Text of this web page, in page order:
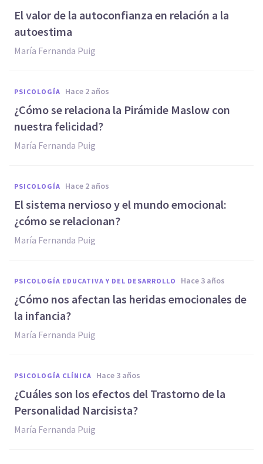
El valor de la autoconfianza en relación a la
autoestima
María Fernanda Puig
PSICOLOGÍA hace 2 años
¿Cómo se relaciona la Pirámide Maslow con
nuestra felicidad?
María Fernanda Puig
PSICOLOGÍA hace 2 años
El sistema nervioso y el mundo emocional:
¿cómo se relacionan?
María Fernanda Puig
PSICOLOGÍA EDUCATIVA Y DEL DESARROLLO hace 3 años
¿Cómo nos afectan las heridas emocionales de
la infancia?
María Fernanda Puig
PSICOLOGÍA CLÍNICA hace 3 años
¿Cuáles son los efectos del Trastorno de la
Personalidad Narcisista?
María Fernanda Puig